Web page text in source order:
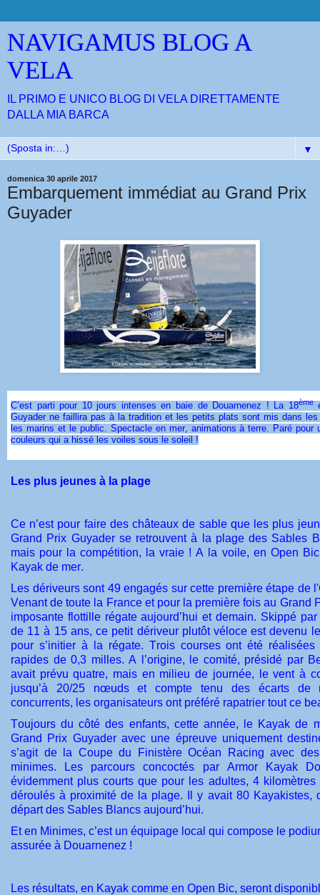
NAVIGAMUS BLOG A
VELA
IL PRIMO E UNICO BLOG DI VELA DIRETTAMENTE
DALLA MIA BARCA
▼
domenica 30 aprile 2017
Embarquement immédiat au Grand Prix
Guyader
C’est parti pour 10 jours intenses en baie de Douarnenez ! La 18ème
Guyader ne faillira pas à la tradition et les petits plats sont mis dans les
les marins et le public. Spectacle en mer, animations à terre. Paré pour
couleurs qui a hissé les voiles sous le soleil !
Les plus jeunes à la plage
Ce n’est pour faire des châteaux de sable que les plus
Grand Prix Guyader se retrouvent à la plage des Sables
mais pour la compétition, la vraie ! A la voile, en Open
Kayak de mer.
Les dériveurs sont 49 engagés sur cette première étape de
Venant de toute la France et pour la première fois au Grand
imposante flottille régate aujourd’hui et demain. Skippé
de 11 à 15 ans, ce petit dériveur plutôt véloce est devenu
pour s’initier à la régate. Trois courses ont été
rapides de 0,3 milles. A l’origine, le comité, présidé par
avait prévu quatre, mais en milieu de journée, le vent à
jusqu’à 20/25 nœuds et compte tenu des écarts de
concurrents, les organisateurs ont préféré rapatrier tout ce
Toujours du côté des enfants, cette année, le Kayak de
Grand Prix Guyader avec une épreuve uniquement
s’agit de la Coupe du Finistère Océan Racing avec
minimes. Les parcours concoctés par Armor Kayak
évidemment plus courts que pour les adultes, 4
déroulés à proximité de la plage. Il y avait 80 Kayakistes,
départ des Sables Blancs aujourd’hui.
Et en Minimes, c’est un équipage local qui compose le
assurée à Douarnenez !
Les résultats, en Kayak comme en Open Bic, seront